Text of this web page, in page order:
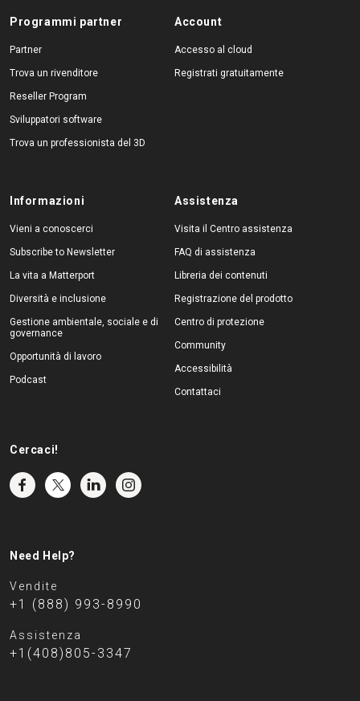
Programmi partner
Partner
Trova un rivenditore
Reseller Program
Sviluppatori software
Trova un professionista del 3D
Account
Accesso al cloud
Registrati gratuitamente
Informazioni
Vieni a conoscerci
Subscribe to Newsletter
La vita a Matterport
Diversità e inclusione
Gestione ambientale, sociale e di
governance
Opportunità di lavoro
Podcast
Assistenza
Visita il Centro assistenza
FAQ di assistenza
Libreria dei contenuti
Registrazione del prodotto
Centro di protezione
Community
Accessibilità
Contattaci
Cercaci!
Need Help?
Vendite
+1 (888) 993-8990
Assistenza
+1(408)805-3347